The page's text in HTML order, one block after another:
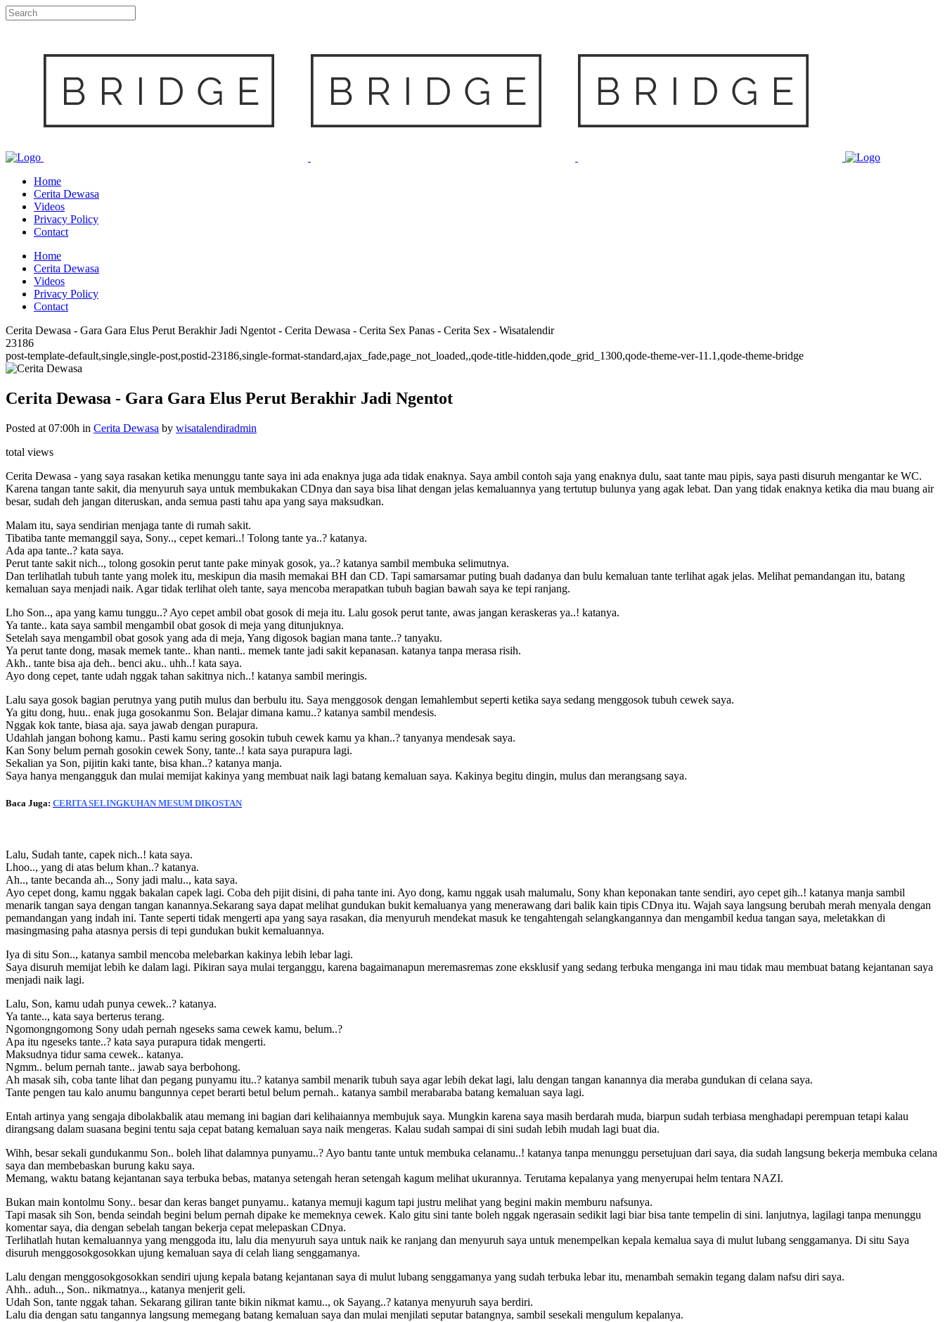
Home
Cerita Dewasa
Videos
Privacy Policy
Contact
Home
Cerita Dewasa
Videos
Privacy Policy
Contact
Cerita Dewasa - Gara Gara Elus Perut Berakhir Jadi Ngentot - Cerita Dewasa - Cerita Sex Panas - Cerita Sex - Wisatalendir
23186
post-template-default,single,single-post,postid-23186,single-format-standard,ajax_fade,page_not_loaded,,qode-title-hidden,qode_grid_1300,qode-theme-ver-11.1,qode-theme-bridge
Cerita Dewasa - Gara Gara Elus Perut Berakhir Jadi Ngentot
Posted at 07:00h in Cerita Dewasa by wisatalendiradmin
total views
Cerita Dewasa - yang saya rasakan ketika menunggu tante saya ini ada enaknya juga ada tidak enaknya. Saya ambil contoh saja yang enaknya dulu, saat tante mau pipis, saya pasti disuruh mengantar ke WC.
Karena tangan tante sakit, dia menyuruh saya untuk membukakan CDnya dan saya bisa lihat dengan jelas kemaluannya yang tertutup bulunya yang agak lebat. Dan yang tidak enaknya ketika dia mau buang air
besar, sudah deh jangan diteruskan, anda semua pasti tahu apa yang saya maksudkan.
Malam itu, saya sendirian menjaga tante di rumah sakit.
Tibatiba tante memanggil saya, Sony.., cepet kemari..! Tolong tante ya..? katanya.
Ada apa tante..? kata saya.
Perut tante sakit nich.., tolong gosokin perut tante pake minyak gosok, ya..? katanya sambil membuka selimutnya.
Dan terlihatlah tubuh tante yang molek itu, meskipun dia masih memakai BH dan CD. Tapi samarsamar puting buah dadanya dan bulu kemaluan tante terlihat agak jelas. Melihat pemandangan itu, batang
kemaluan saya menjadi naik. Agar tidak terlihat oleh tante, saya mencoba merapatkan tubuh bagian bawah saya ke tepi ranjang.
Lho Son.., apa yang kamu tunggu..? Ayo cepet ambil obat gosok di meja itu. Lalu gosok perut tante, awas jangan keraskeras ya..! katanya.
Ya tante.. kata saya sambil mengambil obat gosok di meja yang ditunjuknya.
Setelah saya mengambil obat gosok yang ada di meja, Yang digosok bagian mana tante..? tanyaku.
Ya perut tante dong, masak memek tante.. khan nanti.. memek tante jadi sakit kepanasan. katanya tanpa merasa risih.
Akh.. tante bisa aja deh.. benci aku.. uhh..! kata saya.
Ayo dong cepet, tante udah nggak tahan sakitnya nich..! katanya sambil meringis.
Lalu saya gosok bagian perutnya yang putih mulus dan berbulu itu. Saya menggosok dengan lemahlembut seperti ketika saya sedang menggosok tubuh cewek saya.
Ya gitu dong, huu.. enak juga gosokanmu Son. Belajar dimana kamu..? katanya sambil mendesis.
Nggak kok tante, biasa aja. saya jawab dengan purapura.
Udahlah jangan bohong kamu.. Pasti kamu sering gosokin tubuh cewek kamu ya khan..? tanyanya mendesak saya.
Kan Sony belum pernah gosokin cewek Sony, tante..! kata saya purapura lagi.
Sekalian ya Son, pijitin kaki tante, bisa khan..? katanya manja.
Saya hanya mengangguk dan mulai memijat kakinya yang membuat naik lagi batang kemaluan saya. Kakinya begitu dingin, mulus dan merangsang saya.
Baca Juga: CERITA SELINGKUHAN MESUM DIKOSTAN
Lalu, Sudah tante, capek nich..! kata saya.
Lhoo.., yang di atas belum khan..? katanya.
Ah.., tante becanda ah.., Sony jadi malu.., kata saya.
Ayo cepet dong, kamu nggak bakalan capek lagi. Coba deh pijit disini, di paha tante ini. Ayo dong, kamu nggak usah malumalu, Sony khan keponakan tante sendiri, ayo cepet gih..! katanya manja sambil
menarik tangan saya dengan tangan kanannya.Sekarang saya dapat melihat gundukan bukit kemaluanya yang menerawang dari balik kain tipis CDnya itu. Wajah saya langsung berubah merah menyala dengan
pemandangan yang indah ini. Tante seperti tidak mengerti apa yang saya rasakan, dia menyuruh mendekat masuk ke tengahtengah selangkangannya dan mengambil kedua tangan saya, meletakkan di
masingmasing paha atasnya persis di tepi gundukan bukit kemaluannya.
Iya di situ Son.., katanya sambil mencoba melebarkan kakinya lebih lebar lagi.
Saya disuruh memijat lebih ke dalam lagi. Pikiran saya mulai terganggu, karena bagaimanapun meremasremas zone eksklusif yang sedang terbuka menganga ini mau tidak mau membuat batang kejantanan saya
menjadi naik lagi.
Lalu, Son, kamu udah punya cewek..? katanya.
Ya tante.., kata saya berterus terang.
Ngomongngomong Sony udah pernah ngeseks sama cewek kamu, belum..?
Apa itu ngeseks tante..? kata saya purapura tidak mengerti.
Maksudnya tidur sama cewek.. katanya.
Ngmm.. belum pernah tante.. jawab saya berbohong.
Ah masak sih, coba tante lihat dan pegang punyamu itu..? katanya sambil menarik tubuh saya agar lebih dekat lagi, lalu dengan tangan kanannya dia meraba gundukan di celana saya.
Tante pengen tau kalo anumu bangunnya cepet berarti betul belum pernah.. katanya sambil merabaraba batang kemaluan saya lagi.
Entah artinya yang sengaja dibolakbalik atau memang ini bagian dari kelihaiannya membujuk saya. Mungkin karena saya masih berdarah muda, biarpun sudah terbiasa menghadapi perempuan tetapi kalau
dirangsang dalam suasana begini tentu saja cepat batang kemaluan saya naik mengeras. Kalau sudah sampai di sini sudah lebih mudah lagi buat dia.
Wihh, besar sekali gundukanmu Son.. boleh lihat dalamnya punyamu..? Ayo bantu tante untuk membuka celanamu..! katanya tanpa menunggu persetujuan dari saya, dia sudah langsung bekerja membuka celana
saya dan membebaskan burung kaku saya.
Memang, waktu batang kejantanan saya terbuka bebas, matanya setengah heran setengah kagum melihat ukurannya. Terutama kepalanya yang menyerupai helm tentara NAZI.
Bukan main kontolmu Sony.. besar dan keras banget punyamu.. katanya memuji kagum tapi justru melihat yang begini makin memburu nafsunya.
Tapi masak sih Son, benda seindah begini belum pernah dipake ke memeknya cewek. Kalo gitu sini tante boleh nggak ngerasain sedikit lagi biar bisa tante tempelin di sini. lanjutnya, lagilagi tanpa menunggu
komentar saya, dia dengan sebelah tangan bekerja cepat melepaskan CDnya.
Terlihatlah hutan kemaluannya yang menggoda itu, lalu dia menyuruh saya untuk naik ke ranjang dan menyuruh saya untuk menempelkan kepala kemalua saya di mulut lubang senggamanya. Di situ Saya
disuruh menggosokgosokkan ujung kemaluan saya di celah liang senggamanya.
Lalu dengan menggosokgosokkan sendiri ujung kepala batang kejantanan saya di mulut lubang senggamanya yang sudah terbuka lebar itu, menambah semakin tegang dalam nafsu diri saya.
Ahh.. aduh.., Son.. nikmatnya.., katanya menjerit geli.
Udah Son, tante nggak tahan. Sekarang giliran tante bikin nikmat kamu.., ok Sayang..? katanya menyuruh saya berdiri.
Lalu dia dengan satu tangannya langsung memegang batang kemaluan saya dan mulai menjilati seputar batangnya, sambil sesekali mengulum kepalanya.